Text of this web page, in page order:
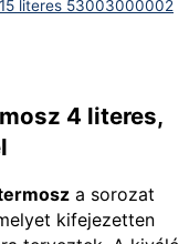
4 literes,
a sorozat
kifejezetten